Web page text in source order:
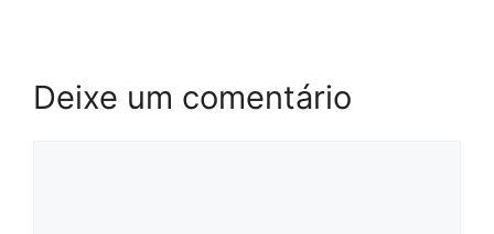
Deixe um comentário